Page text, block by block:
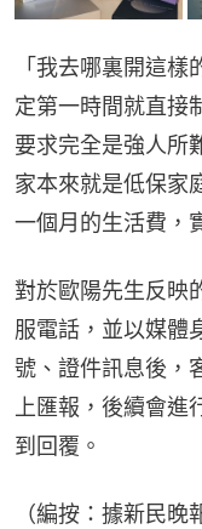
「我去哪裏開這
定第一時間就直接
要求完全是強人所
家本來就是低保家
一個月的生活費，
對於歐陽先生反映
服電話，並以媒體
號、證件訊息後，
上匯報，後續會進
到回覆。
（編按：據新民